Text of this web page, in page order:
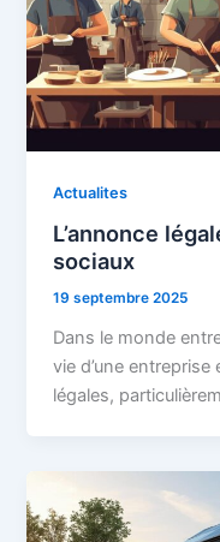
Actualites
L’annonce
sociaux
19 septembre 2025
Dans le monde
vie d’une
légales,